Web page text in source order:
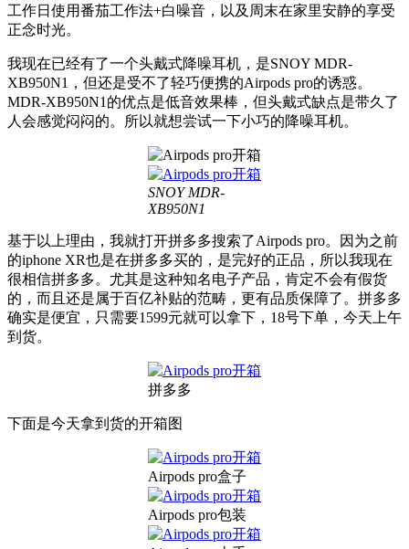
工作日使用番茄工作法+白噪音，以及周末在家里安静的享受
正念时光。
我现在已经有了一个头戴式降噪耳机，是SNOY MDR-
XB950N1，但还是受不了轻巧便携的Airpods pro的诱惑。
MDR-XB950N1的优点是低音效果棒，但头戴式缺点是带久了
人会感觉闷闷的。所以就想尝试一下小巧的降噪耳机。
SNOY MDR-
XB950N1
基于以上理由，我就打开拼多多搜索了Airpods pro。因为之前
的iphone XR也是在拼多多买的，是完好的正品，所以我现在
很相信拼多多。尤其是这种知名电子产品，肯定不会有假货
的，而且还是属于百亿补贴的范畴，更有品质保障了。拼多多
确实是便宜，只需要1599元就可以拿下，18号下单，今天上午
到货。
拼多多
下面是今天拿到货的开箱图
Airpods pro盒子
Airpods pro包装